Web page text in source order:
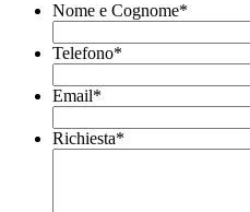
Nome e Cognome*
Telefono*
Email*
Richiesta*